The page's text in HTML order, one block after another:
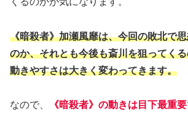
《暗殺者》加瀬風靡は、今回の敗北で
のか、それとも今後も斎川を狙ってく
動きやすさは大きく変わってきます。
なので、 《暗殺者》の動きは目下最重要